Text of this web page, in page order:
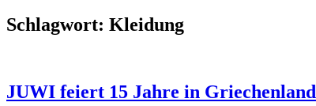
Schlagwort: Kleidung
JUWI feiert 15 Jahre in Griechenland